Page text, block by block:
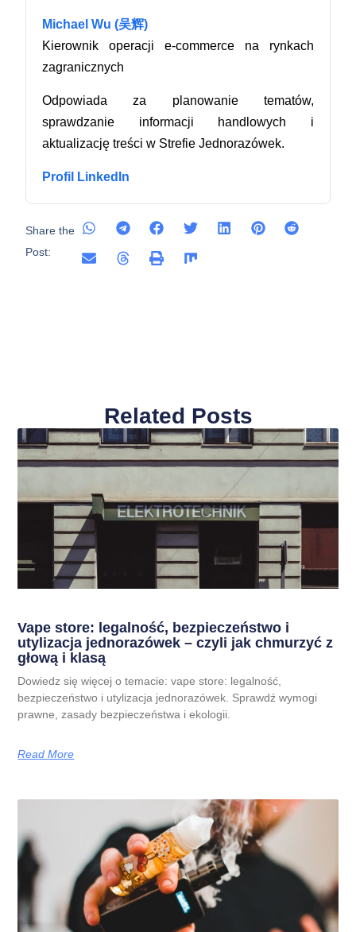
Michael Wu (吴辉)
Kierownik operacji e-commerce na rynkach
zagranicznych
Odpowiada za planowanie tematów,
sprawdzanie informacji handlowych i
aktualizację treści w Strefie Jednorazówek.
Profil LinkedIn
Share the
Post:
Related Posts
Vape store: legalność, bezpieczeństwo i
utylizacja jednorazówek – czyli jak chmurzyć z
głową i klasą
Dowiedz się więcej o temacie: vape store: legalność,
bezpieczeństwo i utylizacja jednorazówek. Sprawdź wymogi
prawne, zasady bezpieczeństwa i ekologii.
Read More